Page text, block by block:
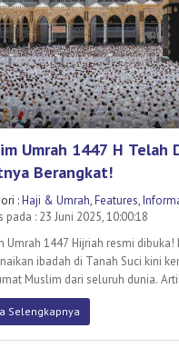
Umrah 1447 H Telah
Berangkat!
:Haji & Umrah,Features,
pada : 23 Juni 2025, 10:00:18
Umrah 1447 Hijriah resmi dibuka!
ibadah di Tanah Suci kini
Muslim dari seluruh dunia.
Selengkapnya